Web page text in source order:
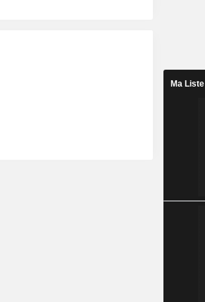
Ma Liste